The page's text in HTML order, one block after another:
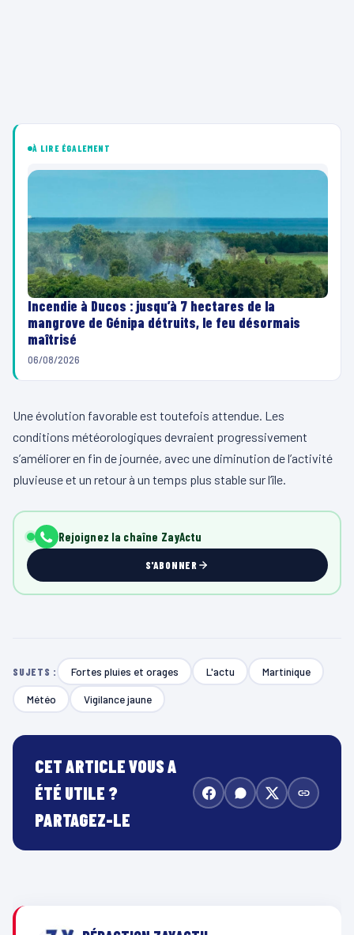
À LIRE ÉGALEMENT
Incendie à Ducos : jusqu’à 7 hectares de la
mangrove de Génipa détruits, le feu désormais
maîtrisé
06/08/2026
Une évolution favorable est toutefois attendue. Les
conditions météorologiques devraient progressivement
s’améliorer en fin de journée, avec une diminution de l’activité
pluvieuse et un retour à un temps plus stable sur l’île.
Rejoignez la chaîne ZayActu
S'ABONNER
SUJETS : Fortes pluies et orages L'actu Martinique
Météo Vigilance jaune
CET ARTICLE VOUS A
ÉTÉ UTILE ?
PARTAGEZ-LE